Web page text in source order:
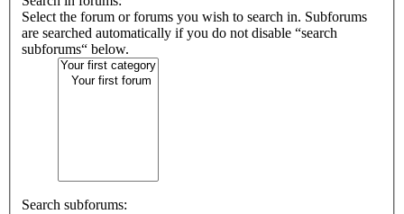
Select the forum or forums you wish to search in. Subforums
are searched automatically if you do not disable “search
subforums“ below.
Search subforums: